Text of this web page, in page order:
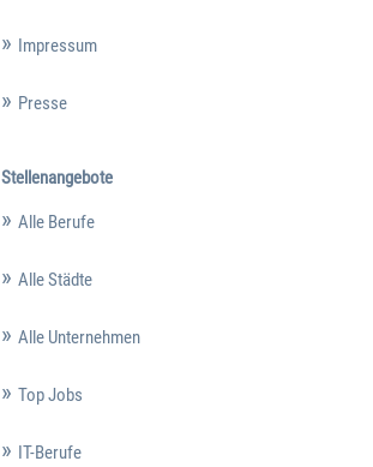
Impressum
Presse
Stellenangebote
Alle Berufe
Alle Städte
Alle Unternehmen
Top Jobs
IT-Berufe